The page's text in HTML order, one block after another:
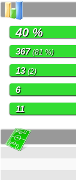
40 %
367(81 %)
13(2)
6
11